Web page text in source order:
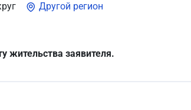
Другой регион
жительства заявителя.